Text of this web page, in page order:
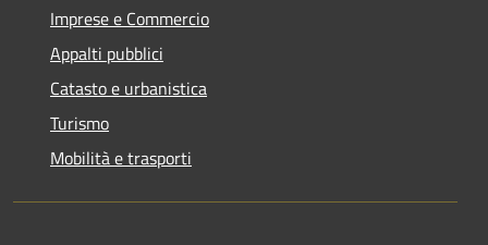
Imprese e Commercio
Appalti pubblici
Catasto e urbanistica
Turismo
Mobilità e trasporti